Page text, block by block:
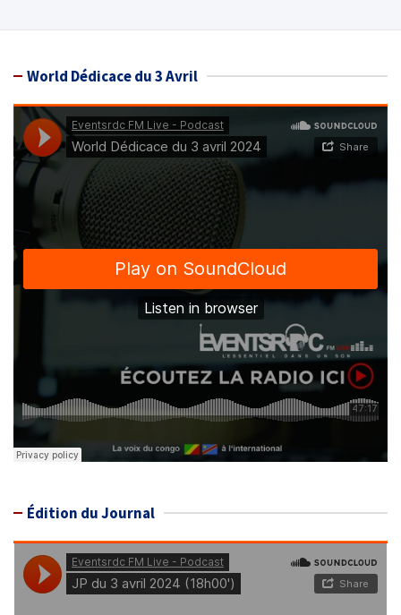
World Dédicace du 3 Avril
Édition du Journal